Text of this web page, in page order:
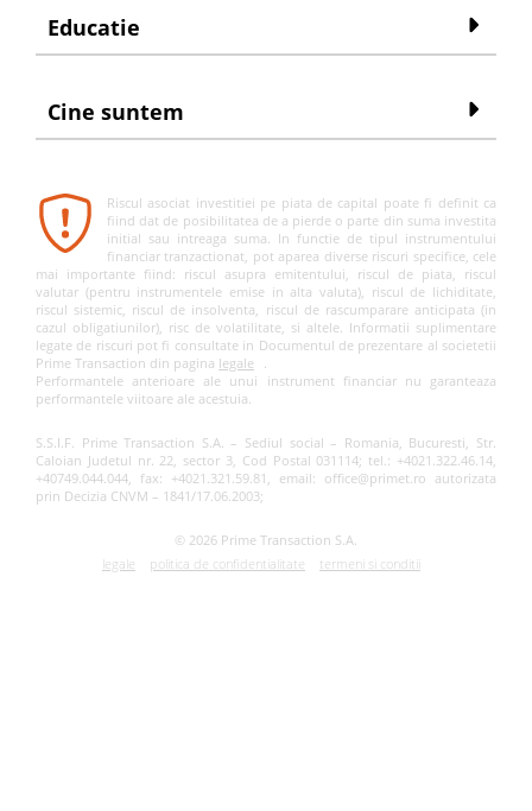
Educatie
Cine suntem
Riscul asociat investitiei pe piata de capital poate fi definit ca
fiind dat de posibilitatea de a pierde o parte din suma investita
initial sau intreaga suma. In functie de tipul instrumentului
financiar tranzactionat, pot aparea diverse riscuri specifice, cele
mai importante fiind: riscul asupra emitentului, riscul de piata, riscul
valutar (pentru instrumentele emise in alta valuta), riscul de lichiditate,
riscul sistemic, riscul de insolventa, riscul de rascumparare anticipata (in
cazul obligatiunilor), risc de volatilitate, si altele. Informatii suplimentare
legate de riscuri pot fi consultate in Documentul de prezentare al societetii
Prime Transaction din pagina legale
.
Performantele anterioare ale unui instrument financiar nu garanteaza
performantele viitoare ale acestuia.
S.S.I.F. Prime Transaction S.A. – Sediul social – Romania, Bucuresti, Str.
Caloian Judetul nr. 22, sector 3, Cod Postal 031114; tel.: +4021.322.46.14,
+40749.044.044, fax: +4021.321.59.81, email: office@primet.ro autorizata
prin Decizia CNVM – 1841/17.06.2003;
© 2026 Prime Transaction S.A.
legale
politica de confidentialitate termeni si conditii